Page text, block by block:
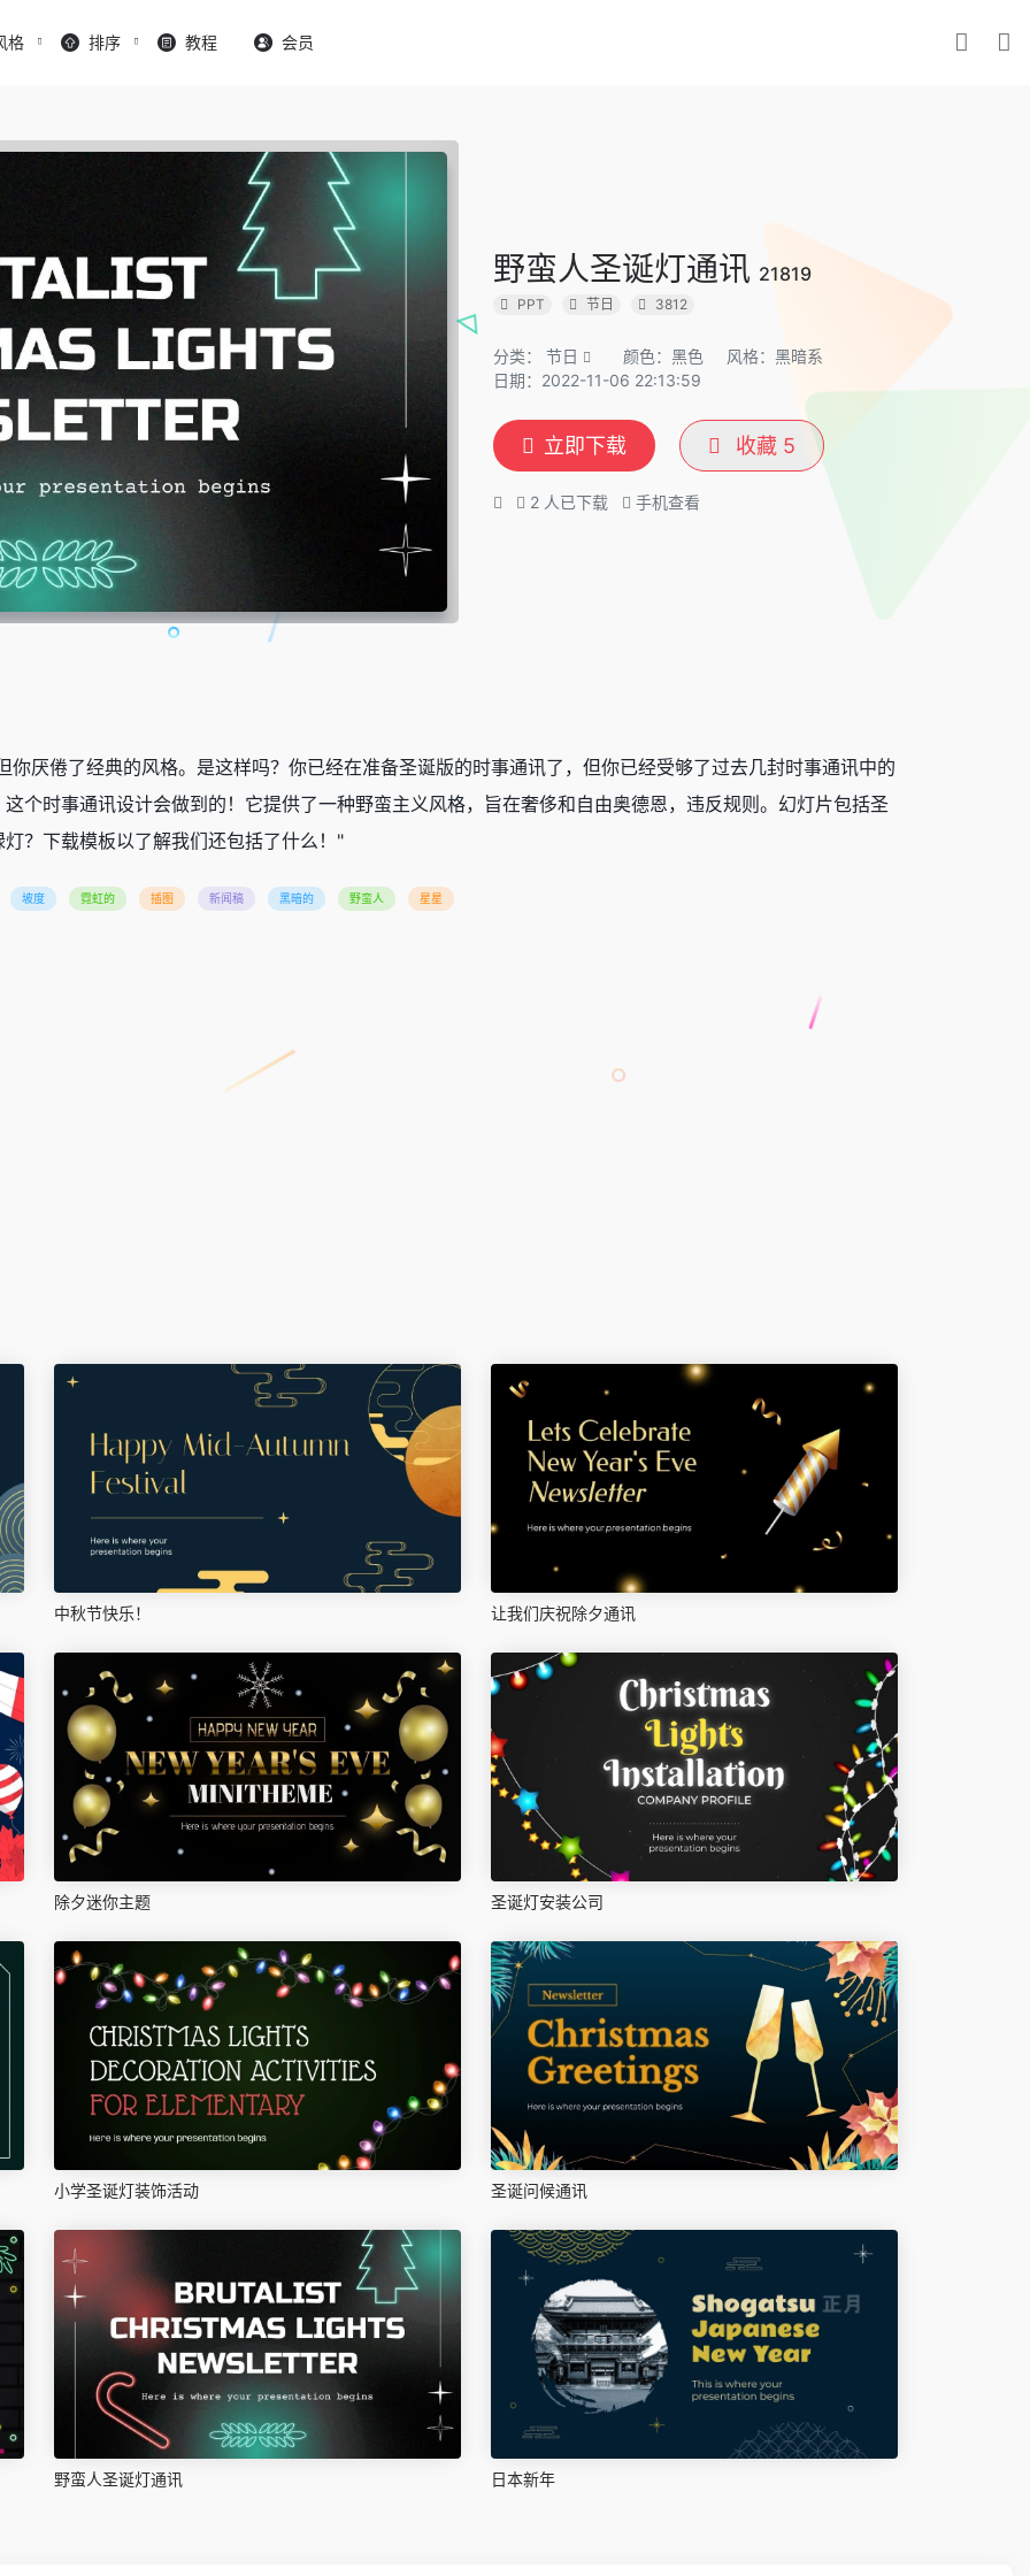
格 排序 教程 会员
野蛮人圣诞灯通讯 21819
PPT 节日 3812
分类： 节日 颜色：黑色
风格：黑暗系
日期：2022-11-06 22:13:59
立即下载 收藏 5
2 人已下载 手机查看
你厌倦了经典的风格。是这样吗？你已经在准备圣诞版的时事通讯了，但你已经受够了过去几封时事通讯中的
个时事通讯设计会做到的！它提供了一种野蛮主义风格，旨在奢侈和自由奥德恩，违反规则。幻灯片包括圣
？下载模板以了解我们还包括了什么！"
坡度 霓虹的 插图 新闻稿 黑暗的 野蛮人 星星
中秋节快乐！ 让我们庆祝除夕通讯
除夕迷你主题 圣诞灯安装公司
小学圣诞灯装饰活动 圣诞问候通讯
野蛮人圣诞灯通讯 日本新年